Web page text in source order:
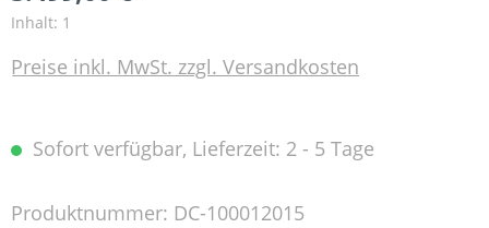
Inhalt: 1
Preise inkl. MwSt. zzgl. Versandkosten
Sofort verfügbar, Lieferzeit: 2 - 5 Tage
Produktnummer: DC-100012015